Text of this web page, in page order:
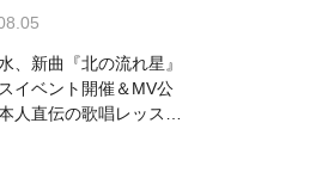
、新曲『北の流れ星』
イベント開催＆MV公
直伝の歌唱レッスン